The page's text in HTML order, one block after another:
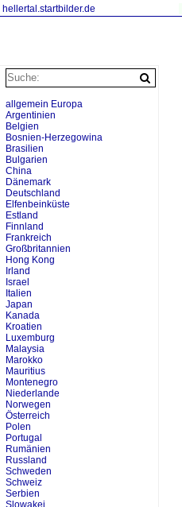
hellertal.startbilder.de
allgemein Europa
Argentinien
Belgien
Bosnien-Herzegowina
Brasilien
Bulgarien
China
Dänemark
Deutschland
Elfenbeinküste
Estland
Finnland
Frankreich
Großbritannien
Hong Kong
Irland
Israel
Italien
Japan
Kanada
Kroatien
Luxemburg
Malaysia
Marokko
Mauritius
Montenegro
Niederlande
Norwegen
Österreich
Polen
Portugal
Rumänien
Russland
Schweden
Schweiz
Serbien
Slowakei